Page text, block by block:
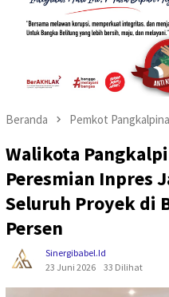
Beranda Pemkot
Walikota
Peresmian Inpres
Seluruh Proyek di
Persen
Sinergibabel.id
23 Juni 2026
33 Dilihat